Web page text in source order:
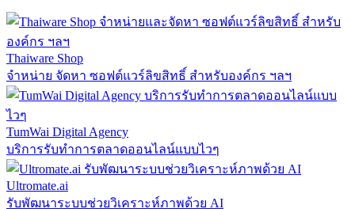
Thaiware Shop
จำหน่าย จัดหา ซอฟต์แวร์ลิขสิทธิ์ สำหรับองค์กร ฯลฯ
TumWai Digital Agency
บริการรับทำการตลาดออนไลน์แบบไวๆ
Ultromate.ai
รับพัฒนาระบบช่วยวิเคราะห์ภาพด้วย AI